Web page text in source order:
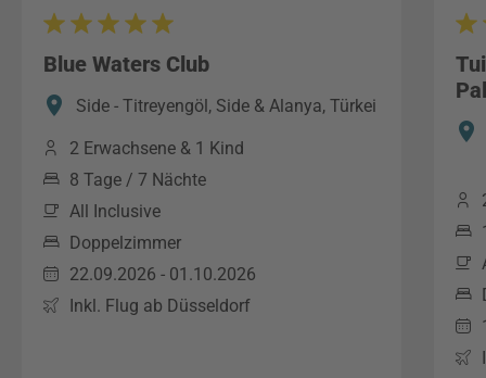
Blue Waters Club
Side - Titreyengöl, Side & Alanya, Türkei
2 Erwachsene & 1 Kind
8 Tage / 7 Nächte
All Inclusive
Doppelzimmer
22.09.2026 - 01.10.2026
Inkl. Flug ab Düsseldorf